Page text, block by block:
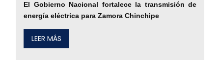
El Gobierno Nacional fortalece la transmisión de
energía eléctrica para Zamora Chinchipe
LEER MÁS